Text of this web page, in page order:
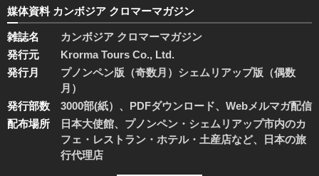
媒体資料 カンボジア クロマーマガジン
雑誌名
カンボジア クロマーマガジン
発行元
Krorma Tours Co., Ltd.
発行月
プノンペン版（奇数月）シェムリアップ版（偶数
月）
発行部数
3000部(紙）、PDFダウンロード、Webメルマガ配信
配布場所
日本大使館、プノンペン・シェムリアップ市内のカ
フェ・レストラン・ホテル・土産店など、日本の旅
行代理店